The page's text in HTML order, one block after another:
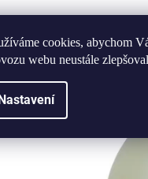
cookies, abychom
webu neustále
W130